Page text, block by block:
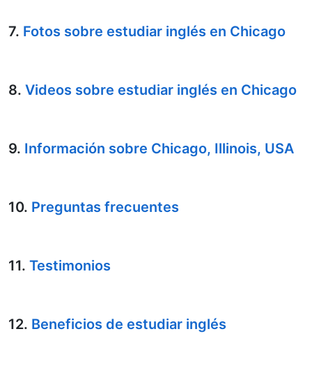
7. Fotos sobre estudiar inglés en Chicago
8. Videos sobre estudiar inglés en Chicago
9. Información sobre Chicago, Illinois, USA
10. Preguntas frecuentes
11. Testimonios
12. Beneficios de estudiar inglés